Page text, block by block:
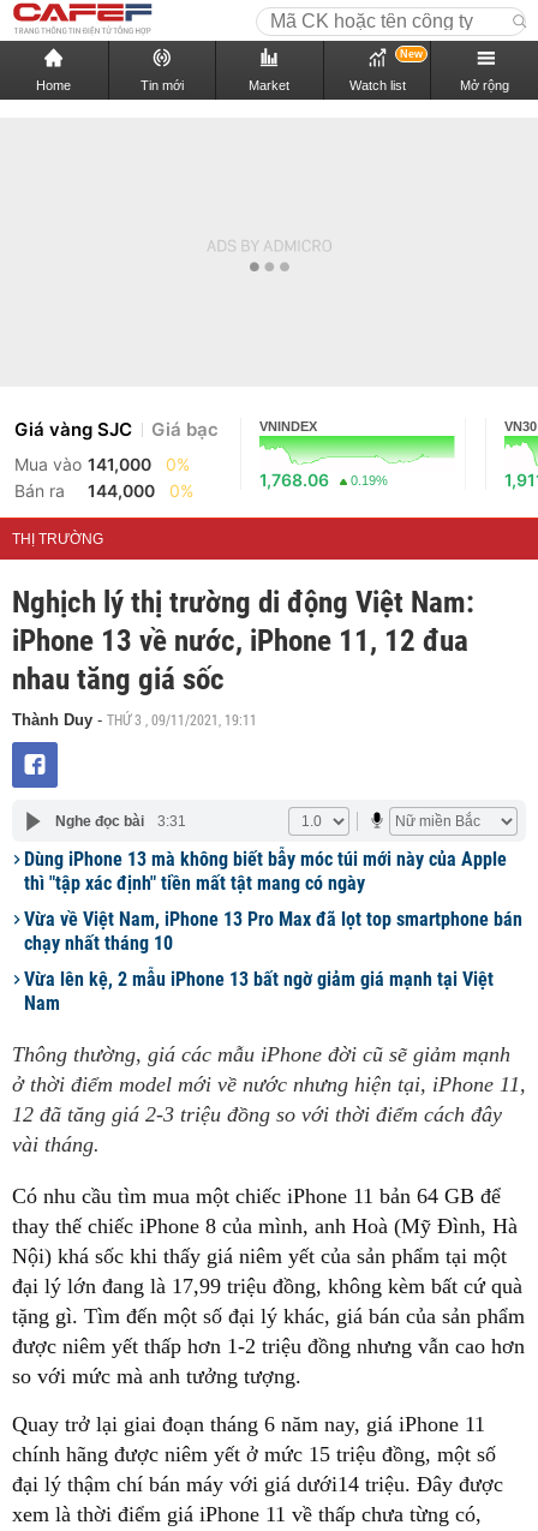
Home Tin mới Market Watch list
New
Mở rộng
Giá vàng SJC Giá bạc
Mua vào 141,000
0%
Bán ra
144,000 0%
VNINDEX
1,768.06 0.19%
VN30
THỊ TRƯỜNG
Nghịch lý thị trường di động Việt Nam:
iPhone 13 về nước, iPhone 11, 12 đua
nhau tăng giá sốc
Thành Duy - THỨ 3 , 09/11/2021, 19:11
Nghe đọc bài 3:31
Dùng iPhone 13 mà không biết bẫy móc túi mới này của Apple
thì "tập xác định" tiền mất tật mang có ngày
Vừa về Việt Nam, iPhone 13 Pro Max đã lọt top smartphone bán
chạy nhất tháng 10
Vừa lên kệ, 2 mẫu iPhone 13 bất ngờ giảm giá mạnh tại Việt
Nam
Thông thường, giá các mẫu iPhone đời cũ sẽ giảm mạnh
ở thời điểm model mới về nước nhưng hiện tại, iPhone 11,
12 đã tăng giá 2-3 triệu đồng so với thời điểm cách đây
vài tháng.
Có nhu cầu tìm mua một chiếc iPhone 11 bản 64 GB để
thay thế chiếc iPhone 8 của mình, anh Hoà (Mỹ Đình, Hà
Nội) khá sốc khi thấy giá niêm yết của sản phẩm tại một
đại lý lớn đang là 17,99 triệu đồng, không kèm bất cứ quà
tặng gì. Tìm đến một số đại lý khác, giá bán của sản phẩm
được niêm yết thấp hơn 1-2 triệu đồng nhưng vẫn cao hơn
so với mức mà anh tưởng tượng.
Quay trở lại giai đoạn tháng 6 năm nay, giá iPhone 11
chính hãng được niêm yết ở mức 15 triệu đồng, một số
đại lý thậm chí bán máy với giá dưới14 triệu. Đây được
xem là thời điểm giá iPhone 11 về thấp chưa từng có,